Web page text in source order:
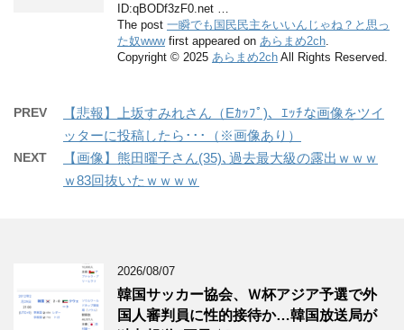
ID:qBODf3zF0.net …
The post 一瞬でも国民民主をいいんじゃね？と思っ
た奴wwwfirst appeared on あらまめ2ch
Copyright © 2025 あらまめ2ch All Rights Reserved.
PREV
【悲報】上坂すみれさん（Eｶｯﾌﾟ)、ｴｯﾁな画像をツイ
ッターに投稿したら･･･（※画像あり）
NEXT
【画像】熊田曜子さん(35)､過去最大級の露出ｗｗｗ
ｗ83回抜いたｗｗｗｗ
2026/08/07
韓国サッカー協会、Ｗ杯アジア予選で外
国人審判員に性的接待か…韓国放送局が